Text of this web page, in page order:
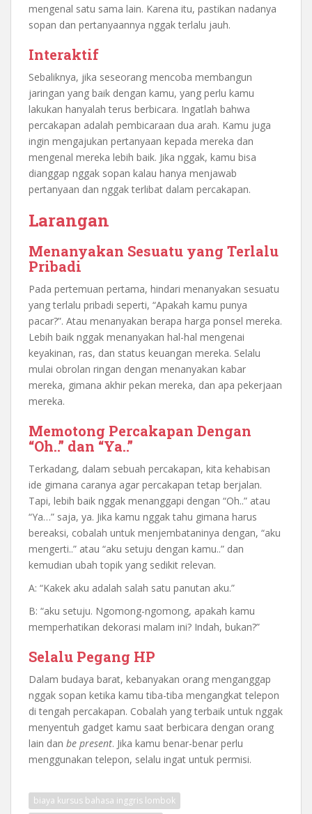
mengenal satu sama lain. Karena itu, pastikan nadanya
sopan dan pertanyaannya nggak terlalu jauh.
Interaktif
Sebaliknya, jika seseorang mencoba membangun
jaringan yang baik dengan kamu, yang perlu kamu
lakukan hanyalah terus berbicara. Ingatlah bahwa
percakapan adalah pembicaraan dua arah. Kamu juga
ingin mengajukan pertanyaan kepada mereka dan
mengenal mereka lebih baik. Jika nggak, kamu bisa
dianggap nggak sopan kalau hanya menjawab
pertanyaan dan nggak terlibat dalam percakapan.
Larangan
Menanyakan Sesuatu yang Terlalu
Pribadi
Pada pertemuan pertama, hindari menanyakan sesuatu
yang terlalu pribadi seperti, “Apakah kamu punya
pacar?”. Atau menanyakan berapa harga ponsel mereka.
Lebih baik nggak menanyakan hal-hal mengenai
keyakinan, ras, dan status keuangan mereka. Selalu
mulai obrolan ringan dengan menanyakan kabar
mereka, gimana akhir pekan mereka, dan apa pekerjaan
mereka.
Memotong Percakapan Dengan
“Oh..” dan “Ya..”
Terkadang, dalam sebuah percakapan, kita kehabisan
ide gimana caranya agar percakapan tetap berjalan.
Tapi, lebih baik nggak menanggapi dengan “Oh..” atau
“Ya…” saja, ya. Jika kamu nggak tahu gimana harus
bereaksi, cobalah untuk menjembataninya dengan, “aku
mengerti..” atau “aku setuju dengan kamu..” dan
kemudian ubah topik yang sedikit relevan.
A: “Kakek aku adalah salah satu panutan aku.”
B: “aku setuju. Ngomong-ngomong, apakah kamu
memperhatikan dekorasi malam ini? Indah, bukan?”
Selalu Pegang HP
Dalam budaya barat, kebanyakan orang menganggap
nggak sopan ketika kamu tiba-tiba mengangkat telepon
di tengah percakapan. Cobalah yang terbaik untuk nggak
menyentuh gadget kamu saat berbicara dengan orang
lain dan be present. Jika kamu benar-benar perlu
menggunakan telepon, selalu ingat untuk permisi.
biaya kursus bahasa inggris lombok